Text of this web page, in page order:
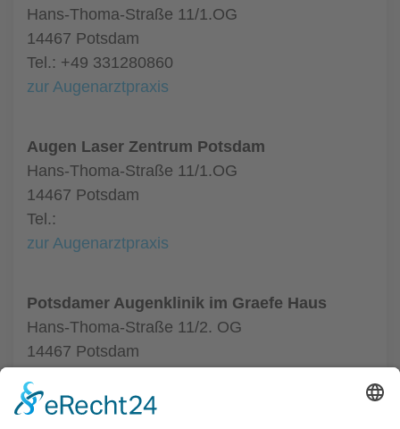
Hans-Thoma-Straße 11/1.OG
14467 Potsdam
Tel.: +49 331280860
zur Augenarztpraxis
Augen Laser Zentrum Potsdam
Hans-Thoma-Straße 11/1.OG
14467 Potsdam
Tel.:
zur Augenarztpraxis
Potsdamer Augenklinik im Graefe Haus
Hans-Thoma-Straße 11/2. OG
14467 Potsdam
zur Augenarztpraxis